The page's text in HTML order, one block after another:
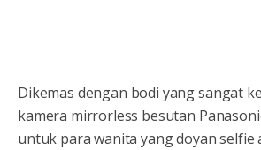
Dikemas dengan bodi yang sangat
kamera mirrorless besutan
untuk para wanita yang doyan selfie